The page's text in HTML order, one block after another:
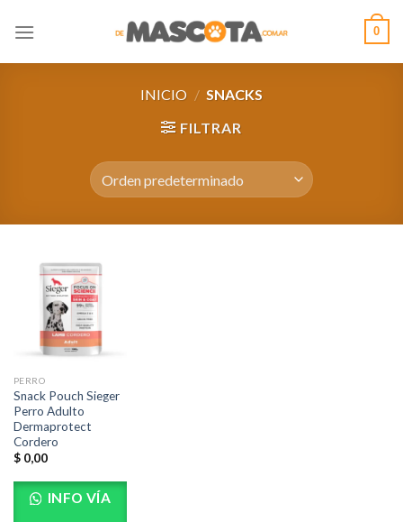
0
INICIO / SNACKS
FILTRAR
PERRO
Snack Pouch Sieger
Perro Adulto
Dermaprotect
Cordero
$0,00
INFO VÍA